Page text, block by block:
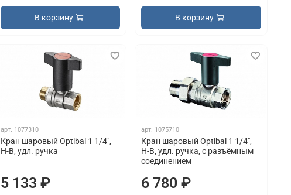
В корзину В корзину
арт. 1077310
Кран шаровый Optibal 1 1/4",
Н-В, удл. ручка
5 133 ₽
арт. 1075710
Кран шаровый Optibal 1 1/4",
Н-В, удл. ручка, с разъёмным
соединением
6 780 ₽